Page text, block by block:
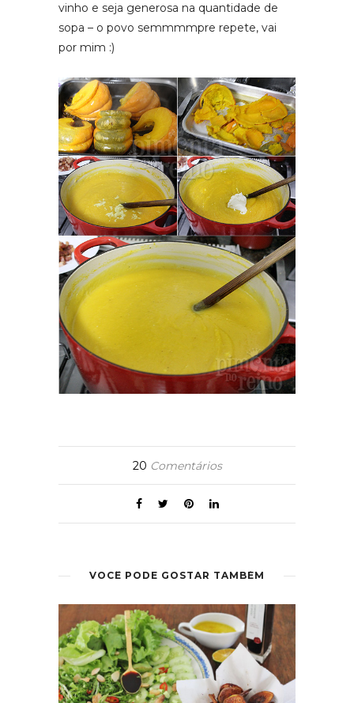
vinho e seja generosa na quantidade de
sopa – o povo semmmmpre repete, vai
por mim :)
20 Comentários
VOCÊ PODE GOSTAR TAMBÉM